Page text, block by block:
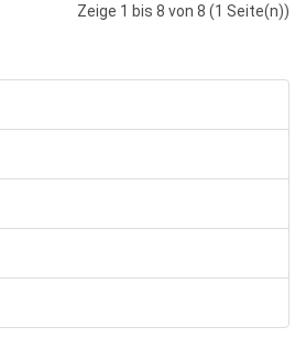
Zeige 1 bis 8 von 8 (1 Seite(n))